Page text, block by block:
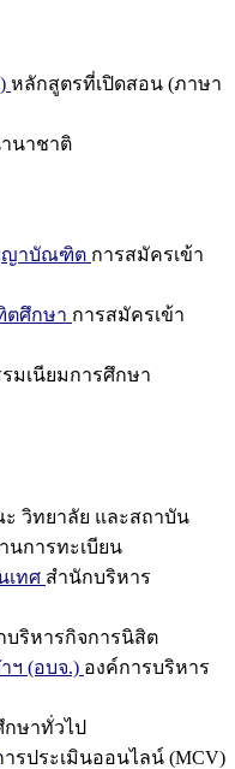
หลักสูตรที่เปิดสอน (ภาษา
นาชาติ
ญาบัณฑิต การสมัครเข้า
ตศึกษา การสมัครเข้า
มเนียมการศึกษา
วิทยาลัย และสถาบัน
นการทะเบียน
เทศ สำนักบริหาร
บริหารกิจการนิสิต
ฯ (อบจ.) องค์การบริหาร
ษาทั่วไป
ารประเมินออนไลน์ (MCV)